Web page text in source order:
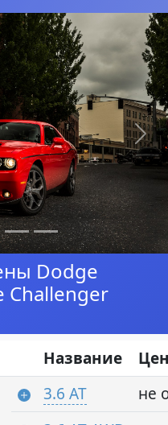
Dodge
Challenger
Название
3.6 AT
не